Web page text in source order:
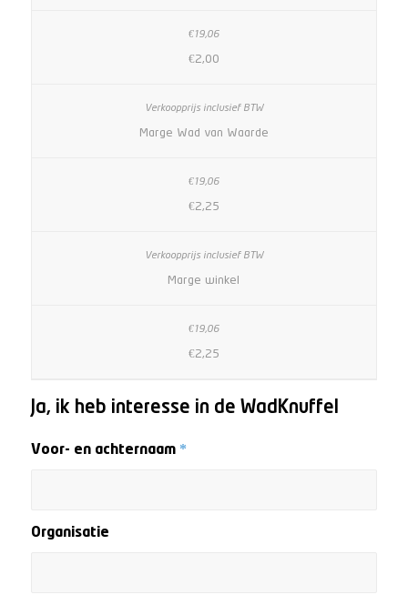
€2,00
Marge Wad van Waarde
€2,25
Marge winkel
€2,25
Ja, ik heb interesse in de WadKnuffel
Voor- en achternaam *
Organisatie